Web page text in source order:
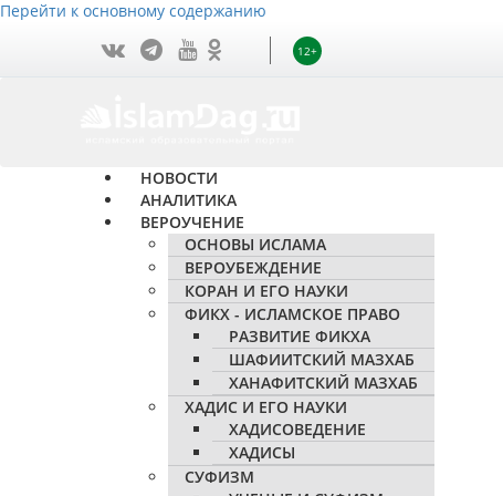
Перейти к основному содержанию
12+
НОВОСТИ
АНАЛИТИКА
ВЕРОУЧЕНИЕ
ОСНОВЫ ИСЛАМА
ВЕРОУБЕЖДЕНИЕ
КОРАН И ЕГО НАУКИ
ФИКХ - ИСЛАМСКОЕ ПРАВО
РАЗВИТИЕ ФИКХА
ШАФИИТСКИЙ МАЗХАБ
ХАНАФИТСКИЙ МАЗХАБ
ХАДИС И ЕГО НАУКИ
ХАДИСОВЕДЕНИЕ
ХАДИСЫ
СУФИЗМ